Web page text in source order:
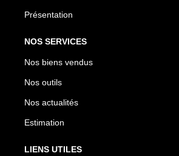
Présentation
NOS SERVICES
Nos biens vendus
Nos outils
Nos actualités
Estimation
LIENS UTILES